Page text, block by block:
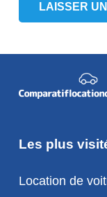
LAISSER
Les plus
Location de